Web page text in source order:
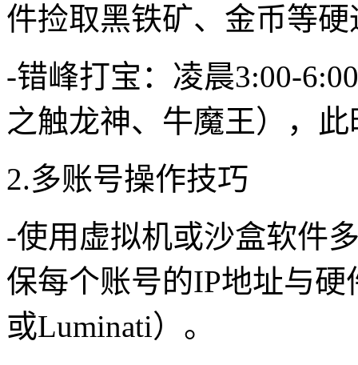
件捡取黑铁矿、金币等硬
-错峰打宝：凌晨3:00-
之触龙神、牛魔王），
2.多账号操作技巧
-使用虚拟机或沙盒软件
保每个账号的IP地址与
或Luminati）。